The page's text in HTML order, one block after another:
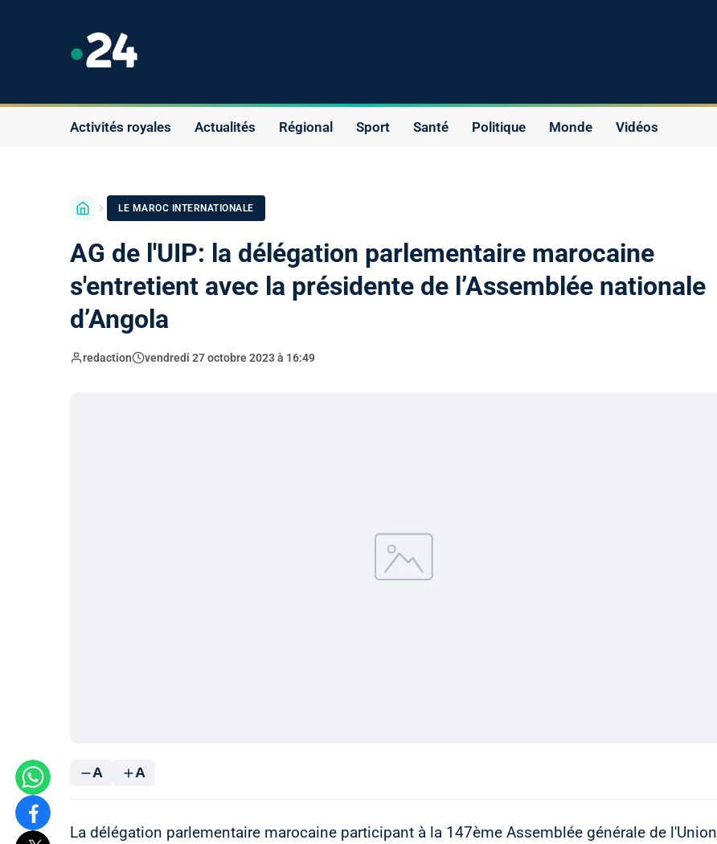
Activités royales Actualités Régional Sport Santé Politique Monde Vidéos
LE MAROC INTERNATIONALE
AG de l'UIP: la délégation parlementaire marocaine
s'entretient avec la présidente de l’Assemblée nationale
d’Angola
redaction vendredi 27 octobre 2023 à 16:49
A A
La délégation parlementaire marocaine participant à la 147ème Assemblée générale de l'Union